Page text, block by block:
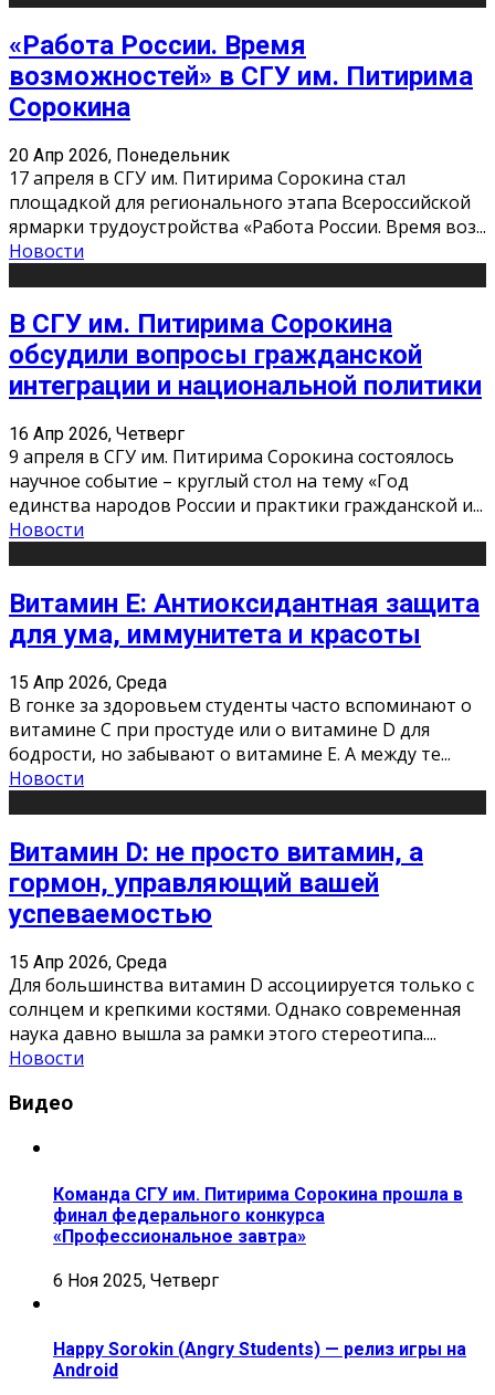
«Работа России. Время
возможностей» в СГУ им. Питирима
Сорокина
20 Апр 2026, Понедельник
17 апреля в СГУ им. Питирима Сорокина стал
площадкой для регионального этапа Всероссийской
ярмарки трудоустройства «Работа России. Время воз...
Новости
В СГУ им. Питирима Сорокина
обсудили вопросы гражданской
интеграции и национальной политики
16 Апр 2026, Четверг
9 апреля в СГУ им. Питирима Сорокина состоялось
научное событие – круглый стол на тему «Год
единства народов России и практики гражданской и...
Новости
Витамин Е: Антиоксидантная защита
для ума, иммунитета и красоты
15 Апр 2026, Среда
В гонке за здоровьем студенты часто вспоминают о
витамине С при простуде или о витамине D для
бодрости, но забывают о витамине Е. А между те...
Новости
Витамин D: не просто витамин, а
гормон, управляющий вашей
успеваемостью
15 Апр 2026, Среда
Для большинства витамин D ассоциируется только с
солнцем и крепкими костями. Однако современная
наука давно вышла за рамки этого стереотипа....
Новости
Видео
Команда СГУ им. Питирима Сорокина прошла в
финал федерального конкурса
«Профессиональное завтра»
6 Ноя 2025, Четверг
Happy Sorokin (Angry Students) — релиз игры на
Android